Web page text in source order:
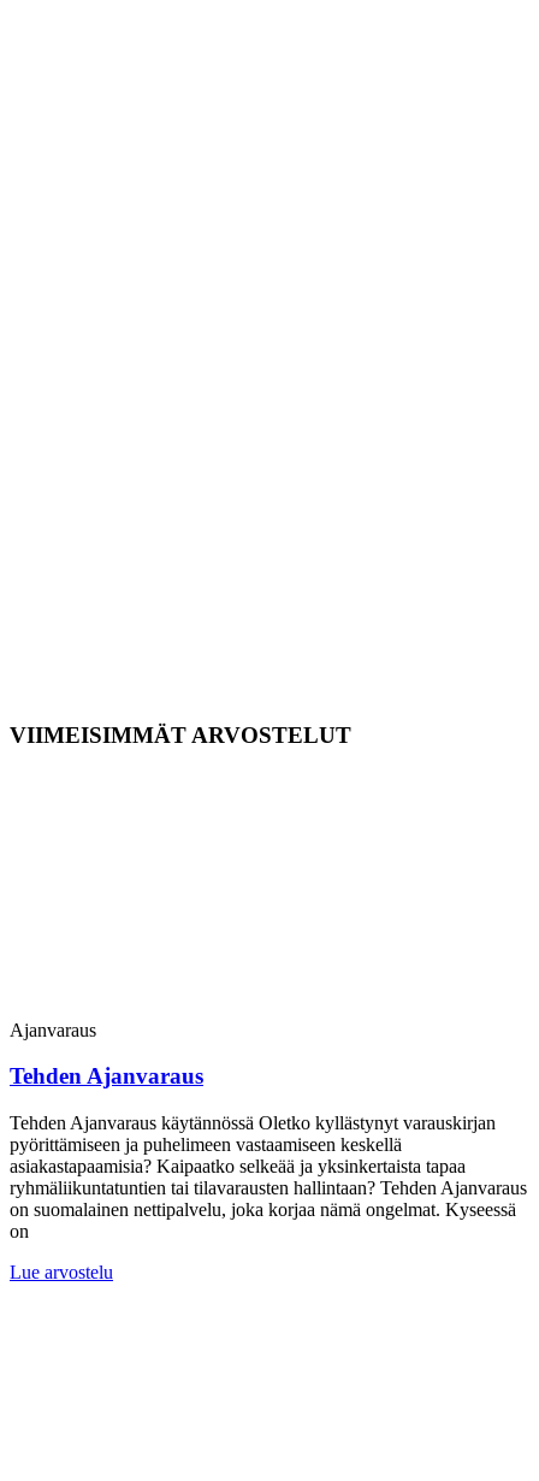
VIIMEISIMMÄT ARVOSTELUT
Ajanvaraus
Tehden Ajanvaraus
Tehden Ajanvaraus käytännössä Oletko kyllästynyt varauskirjan
pyörittämiseen ja puhelimeen vastaamiseen keskellä
asiakastapaamisia? Kaipaatko selkeää ja yksinkertaista tapaa
ryhmäliikuntatuntien tai tilavarausten hallintaan? Tehden Ajanvaraus
on suomalainen nettipalvelu, joka korjaa nämä ongelmat. Kyseessä
on
Lue arvostelu